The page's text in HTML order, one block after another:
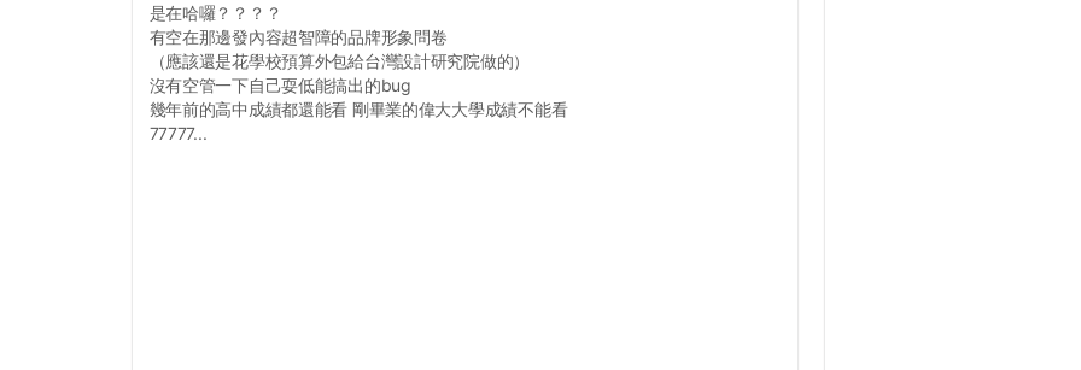
是在哈囉？？？？
有空在那邊發內容超智障的品牌形象問卷
（應該還是花學校預算外包給台灣設計研究院做的）
沒有空管一下自己耍低能搞出的bug
幾年前的高中成績都還能看 剛畢業的偉大大學成績不能看
77777...